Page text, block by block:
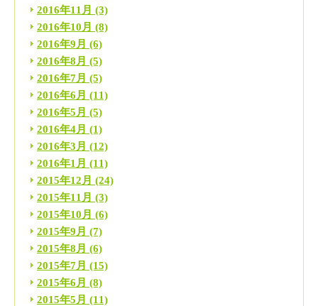
2016年11月 (3)
2016年10月 (8)
2016年9月 (6)
2016年8月 (5)
2016年7月 (5)
2016年6月 (11)
2016年5月 (5)
2016年4月 (1)
2016年3月 (12)
2016年1月 (11)
2015年12月 (24)
2015年11月 (3)
2015年10月 (6)
2015年9月 (7)
2015年8月 (6)
2015年7月 (15)
2015年6月 (8)
2015年5月 (11)